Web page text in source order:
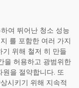
여 뛰어난 청소 성능
를 포함한 여러 가지
위해 철저 히 만들
을 허용하고 광범위한
을 절약합니다. 또
시키기 위해 지속적